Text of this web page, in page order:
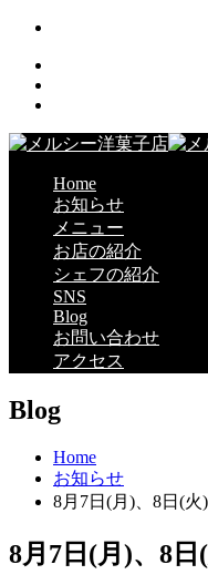
Home
お知らせ
メニュー
お店の紹介
シェフの紹介
SNS
Blog
お問い合わせ
アクセス
Blog
Home
お知らせ
8月7日(月)、8日(
8月7日(月)、8